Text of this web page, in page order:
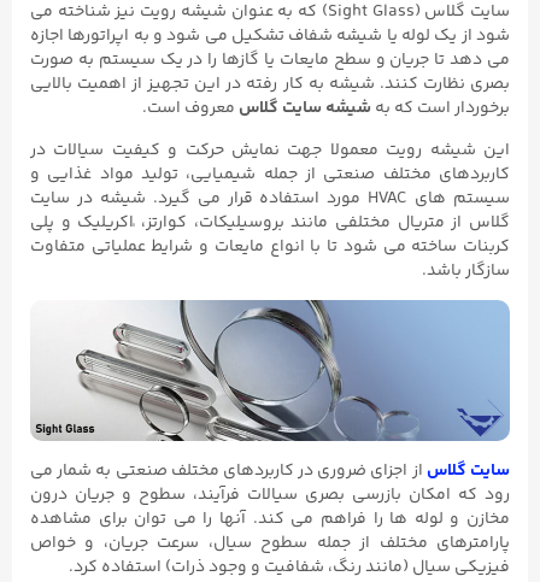
سایت گلاس (Sight Glass) که به عنوان شیشه رویت نیز شناخته می
شود از یک لوله یا شیشه شفاف تشکیل می شود و به اپراتورها اجازه
می دهد تا جریان و سطح مایعات یا گازها را در یک سیستم به صورت
بصری نظارت کنند. شیشه به کار رفته در این تجهیز از اهمیت بالایی
برخوردار است که به شیشه سایت گلاس معروف است.
این شیشه رویت معمولا جهت نمایش حرکت و کیفیت سیالات در
کاربردهای مختلف صنعتی از جمله شیمیایی، تولید مواد غذایی و
سیستم های HVAC مورد استفاده قرار می گیرد. شیشه در سایت
گلاس از متریال مختلفی مانند بروسیلیکات، کوارتز، ٰاکریلیک و پلی
کربنات ساخته می شود تا با انواع مایعات و شرایط عملیاتی متفاوت
سازگار باشد.
سایت گلاس از اجزای ضروری در کاربردهای مختلف صنعتی به شمار می
رود که امکان بازرسی بصری سیالات فرآیند، سطوح و جریان درون
مخازن و لوله ها را فراهم می کند. آنها را می توان برای مشاهده
پارامترهای مختلف از جمله سطوح سیال، سرعت جریان، و خواص
فیزیکی سیال (مانند رنگ، شفافیت و وجود ذرات) استفاده کرد.